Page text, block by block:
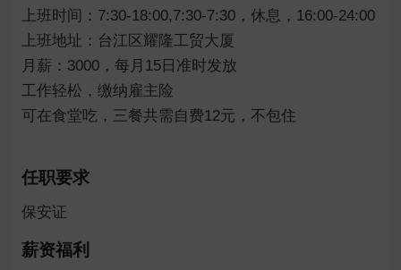
上班时间：7:30-18:00,7:30-7:30，休息，16:00-24:00
上班地址：台江区耀隆工贸大厦
月薪：3000，每月15日准时发放
工作轻松，缴纳雇主险
可在食堂吃，三餐共需自费12元，不包住
任职要求
保安证
薪资福利